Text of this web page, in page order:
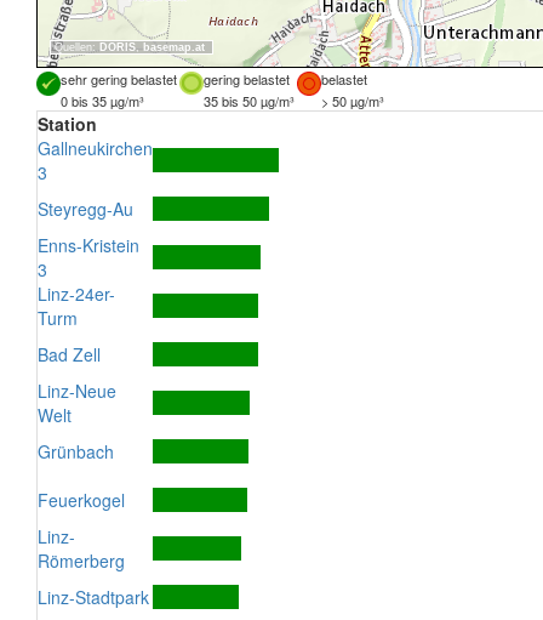
Quellen: DORIS, basemap.at
sehr gering belastet gering belastet
belastet
0 bis 35 µg/m³
35 bis 50 µg/m³ > 50 µg/m³
Station
Gallneukirchen
3
Steyregg-Au
Enns-Kristein
3
Linz-24er-
Turm
Bad Zell
Linz-Neue
Welt
Grünbach
Feuerkogel
Linz-
Römerberg
Linz-Stadtpark